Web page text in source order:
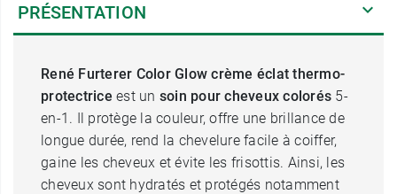
PRÉSENTATION
René Furterer Color Glow crème éclat thermo-
protectrice est un soin pour cheveux colorés 5-
en-1. Il protège la couleur, offre une brillance de
longue durée, rend la chevelure facile à coiffer,
gaine les cheveux et évite les frisottis. Ainsi, les
cheveux sont hydratés et protégés notamment